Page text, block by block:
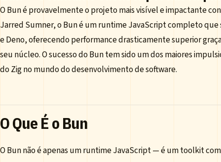
O Bun é provavelmente o projeto mais visível e impactante
Jarred Sumner, o Bun é um runtime JavaScript completo
e Deno, oferecendo performance drasticamente superior
seu núcleo. O sucesso do Bun tem sido um dos maiores
do Zig no mundo do desenvolvimento de software.
O Que É o Bun
O Bun não é apenas um runtime JavaScript — é um toolkit